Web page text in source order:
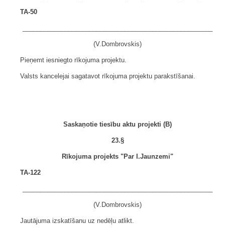
TA-50
(V.Dombrovskis)
Pieņemt iesniegto rīkojuma projektu.
Valsts kancelejai sagatavot rīkojuma projektu parakstīšanai.
Saskaņotie tiesību aktu projekti (B)
23.§
Rīkojuma projekts "Par I.Jaunzemi"
TA-122
(V.Dombrovskis)
Jautājuma izskatīšanu uz nedēļu atlikt.